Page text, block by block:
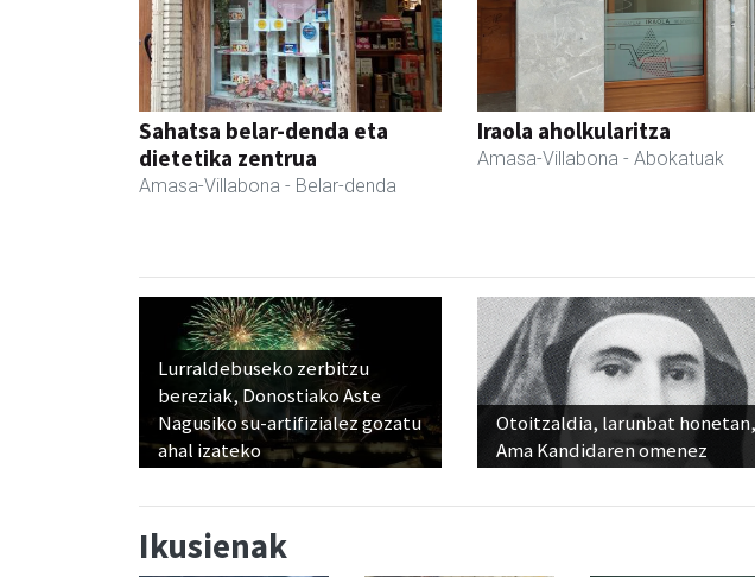
Sahatsa belar-denda eta
dietetika zentrua
Amasa-Villabona - Belar-denda
Iraola aholkularitza
Amasa-Villabona - Abokatuak
Lurraldebuseko zerbitzu
bereziak, Donostiako Aste
Nagusiko su-artifizialez gozatu
ahal izateko
Otoitzaldia, larunbat honetan,
Ama Kandidaren omenez
Ikusienak